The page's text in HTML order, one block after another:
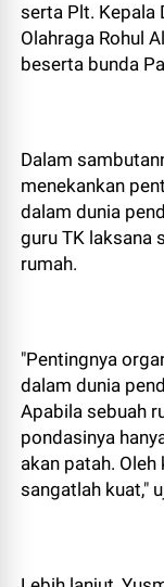
serta Plt. Kepala
Olahraga Rohul
beserta bunda
Dalam
menekankan
dalam dunia
guru TK laksana
rumah.
"Pentingnya
dalam dunia
Apabila sebuah
pondasinya
akan patah.
sangatlah kuat,"